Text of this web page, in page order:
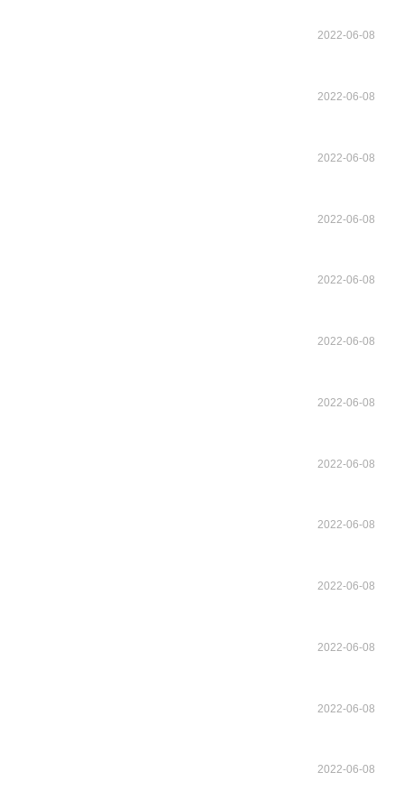
2022-06-08
2022-06-08
2022-06-08
2022-06-08
2022-06-08
2022-06-08
2022-06-08
2022-06-08
2022-06-08
2022-06-08
2022-06-08
2022-06-08
2022-06-08